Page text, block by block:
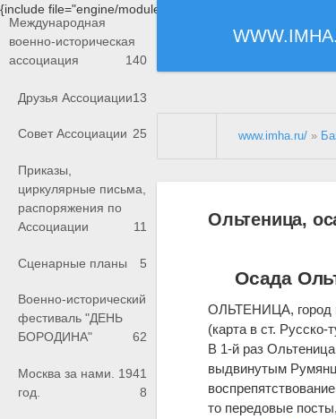
{include file="engine/modules/saperu/head.php"}
Международная
военно-историческая
ассоциация
140
Друзья Ассоциации13
Совет Ассоциации 25
Приказы,
циркулярные письма,
распоряжения по
Ассоциации
11
Сценарные планы 5
Военно-исторический
фестиваль "ДЕНЬ
БОРОДИНА"
62
Москва за нами. 1941
год.
8
www.imha.ru/ »
Ольтеница,
Осада
ОЛЬТЕНИЦА, город
(карта в ст. Русско-
В 1-й раз
выдвинутым
то передовые